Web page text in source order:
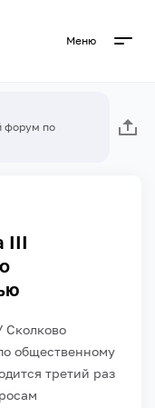
Меню
форум по
III
Сколково
общественному
третий раз